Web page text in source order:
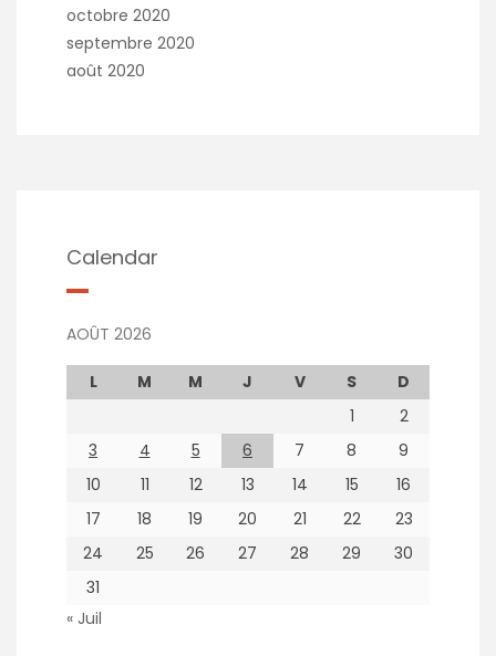
octobre 2020
septembre 2020
août 2020
Calendar
AOÛT 2026
L M M J V S
D
1
2
3
4 5 6 7 8
9
10
11 12 13 14 15
16
17
18 19 20 21 22
23
24
25 26 27 28 29
30
31
« Juil